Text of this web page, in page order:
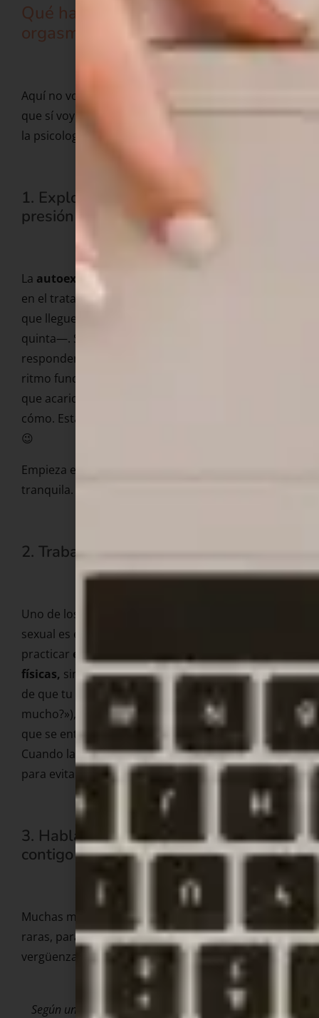
Qué hacer realmente para llegar al
orgasmo: pasos concretos
Aquí no voy a darte una lista de trucos vacíos. Lo
que sí voy a darte son estrategias respaldadas por
la psicología clínica y la terapia sexual.
1. Explora tu cuerpo en soledad, sin
presión de tiempo ni de resultado
La autoexploración
en el tratamiento de la anorgasmia. No se trata de
que llegues al orgasmo la primera vez —ni la
quinta—. Se trata de que aprendas qué zonas
responden, qué tipo de estimulación te gusta, qué
ritmo funciona para ti, qué temperatura. Tienes
que acariciar tu cuerpo y descubrir qué te gusta y
cómo. Esta investigación es mejor iniciarla a solas
😉
Empieza en un momento del día en el que estés
tranquila. Sin prisas. Sin móvil. Sin objetivo.
2. Trabaja la conexión mente-cuerpo
Uno de los ejercicios más efectivos de la terapia
sexual es el mindfulness aplicado al placer:
practicar estar presente en las sensaciones
físicas, sin evaluar ni juzgar. Cuando te des cuenta
de que tu mente se va («¿ estoy tardando
mucho?»), vuelve a la sensación. Es un músculo
que se entrena y la atención la podemos dirigir.
Cuando la mente se vaya de tu cuerpo, reoriéntala
para evitar «el síndrome del espectador»
3. Habla con tu pareja si la hay —o
contigo misma si no la hay
Muchas mujeres fingen orgasmos para no sentirse
raras, para no herir a su pareja o porque les da
vergüenza pedir lo que necesitan.
Según un estudio publicado en *Archives of Sexual